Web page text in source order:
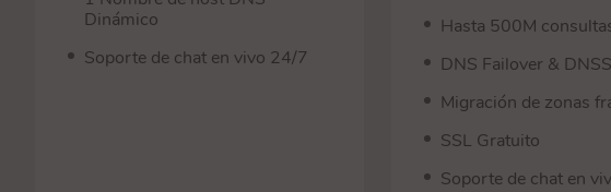
Dinámico
Soporte de chat en vivo 24/7
Hasta 500M
DNS Failover &
Migración de zonas
SSL Gratuito
Soporte de chat en